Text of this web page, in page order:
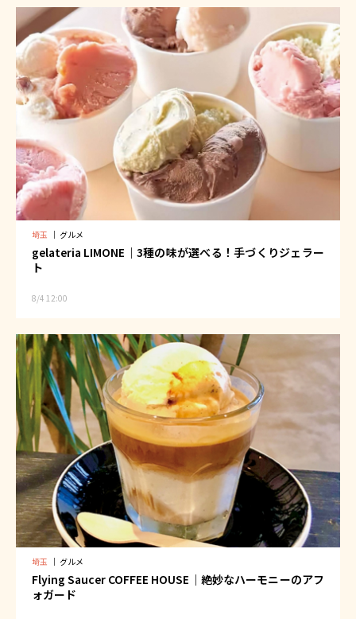
埼玉 ｜ グルメ
gelateria LIMONE｜3種の味が選べる！手づくりジェラー
ト
8/4 12:00
埼玉 ｜ グルメ
Flying Saucer COFFEE HOUSE｜絶妙なハーモニーのアフ
ォガード